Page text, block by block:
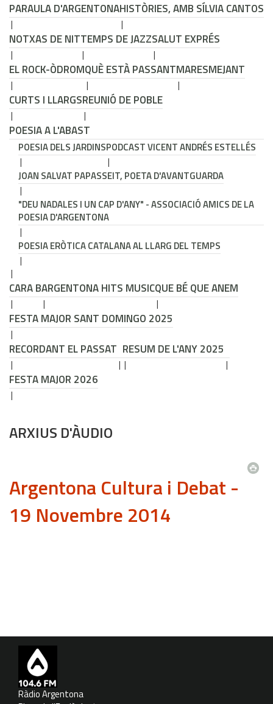
PARAULA D'ARGENTONAHISTÒRIES, AMB SÍLVIA CANTOS
NOTXAS DE NITTEMPS DE JAZZSALUT EXPRÉS
EL ROCK-ÒDROMQUÈ ESTÀ PASSANTMARESMEJANT
CURTS I LLARGSREUNIÓ DE POBLE
POESIA A L'ABAST
POESIA DELS JARDINSPODCAST VICENT ANDRÉS ESTELLÉS
JOAN SALVAT PAPASSEIT, POETA D'AVANTGUARDA
"DEU NADALES I UN CAP D'ANY" - ASSOCIACIÓ AMICS DE LA
POESIA D'ARGENTONA
POESIA ERÒTICA CATALANA AL LLARG DEL TEMPS
CARA BARGENTONA HITS MUSICQUE BÉ QUE ANEM
FESTA MAJOR SANT DOMINGO 2025
RECORDANT EL PASSAT RESUM DE L'ANY 2025
FESTA MAJOR 2026
ARXIUS D'ÀUDIO
Argentona Cultura i Debat -
19 Novembre 2014
Ràdio Argentona